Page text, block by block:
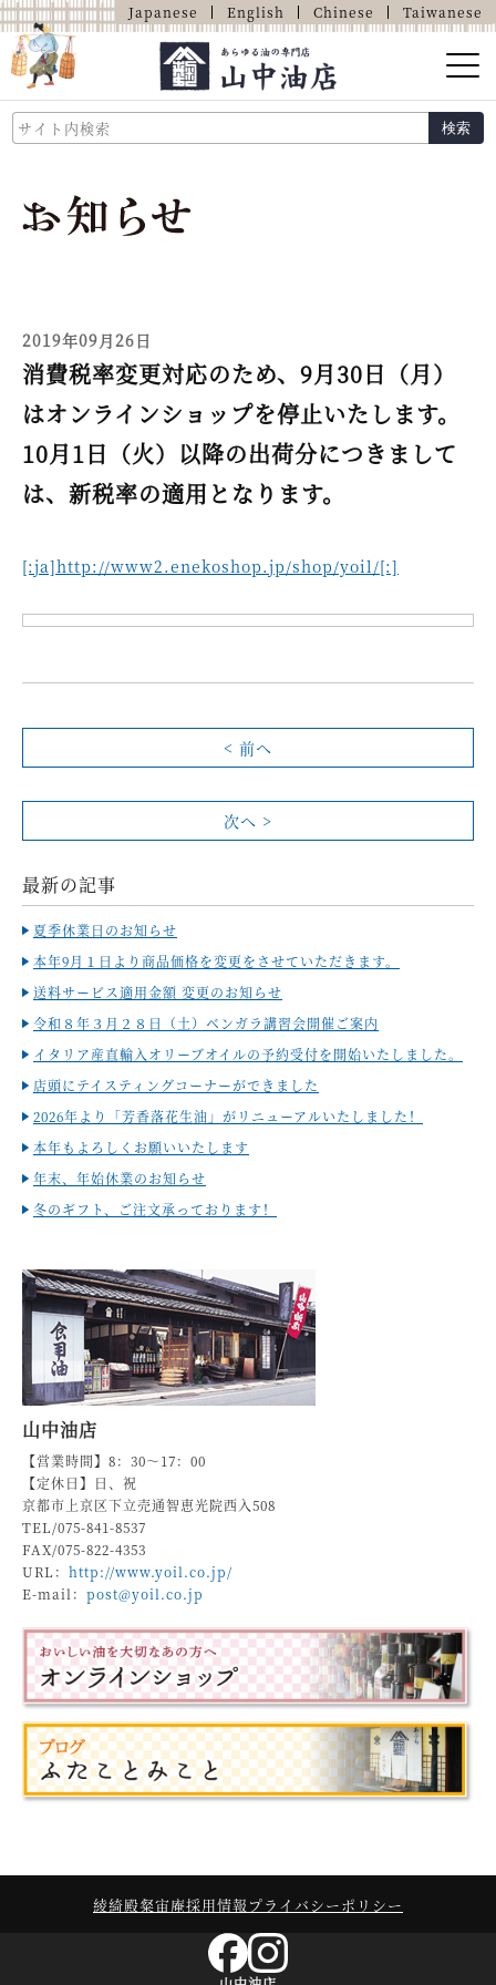
Japanese English Chinese Taiwanese
検索
山中油店的介绍
商品介绍
2019年09月26日
消費税率変更対応のため、9月30日（月）
はオンラインショップを停止いたします。
10月1日（火）以降の出荷分につきまして
は、新税率の適用となります。
[:ja]http://www2.enekoshop.jp/shop/yoil/[:]
< 前へ
次へ >
最新の記事
夏季休業日のお知らせ
本年9月１日より商品価格を変更をさせていただきます。
送料サービス適用金額 変更のお知らせ
令和８年３月２８日（土）ベンガラ講習会開催ご案内
イタリア産直輸入オリーブオイルの予約受付を開始いたしました。
店頭にテイスティングコーナーができました
2026年より「芳香落花生油」がリニューアルいたしました！
本年もよろしくお願いいたします
年末、年始休業のお知らせ
冬のギフト、ご注文承っております！
山中油店
【営業時間】8：30～17：00
【定休日】日、祝
京都市上京区下立売通智恵光院西入508
TEL/075-841-8537
FAX/075-822-4353
URL： http://www.yoil.co.jp/
E-mail： post@yoil.co.jp
綾綺殿粲宙庵採用情報 プライバシーポリシー